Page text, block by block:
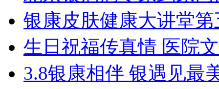
银康皮肤健康大讲堂第
生日祝福传真情 医院
3.8银康相伴 银遇见最